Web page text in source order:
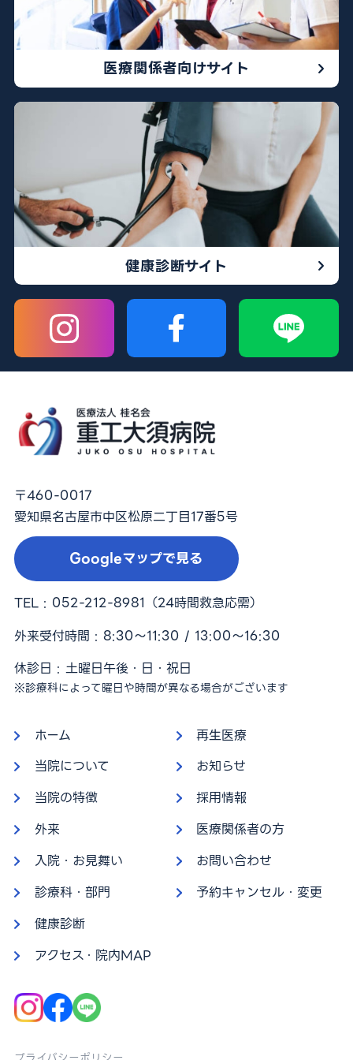
医療関係者向けサイト
健康診断サイト
〒460-0017
愛知県名古屋市中区松原二丁目17番5号
Googleマップで見る
TEL : 052-212-8981 （24時間救急応需）
外来受付時間 : 8:30〜11:30 / 13:00〜16:30
休診日 : 土曜日午後・日・祝日
※診療科によって曜日や時間が異なる場合がございます
ホーム
当院について
当院の特徴
外来
入院・お見舞い
診療科・部門
健康診断
アクセス・院内MAP
再生医療
お知らせ
採用情報
医療関係者の方
お問い合わせ
予約キャンセル・変更